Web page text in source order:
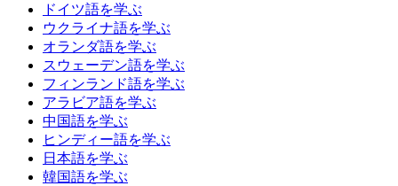
ドイツ語を学ぶ
ウクライナ語を学ぶ
オランダ語を学ぶ
スウェーデン語を学ぶ
フィンランド語を学ぶ
アラビア語を学ぶ
中国語を学ぶ
ヒンディー語を学ぶ
日本語を学ぶ
韓国語を学ぶ